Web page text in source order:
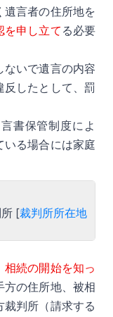
遺言者の住所地を
を申し立て る必要
ないで遺言の内容
したとして、罰
書保管制度によ
いる場合には家庭
[裁判所所在地
相続の開始を知っ
方の住所地、被相
判所（請求する